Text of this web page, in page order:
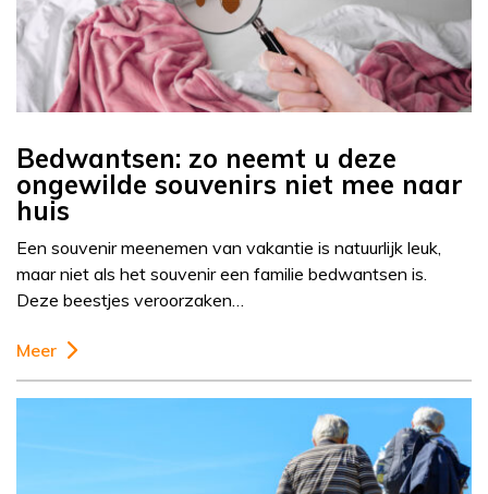
Bedwantsen: zo neemt u deze
ongewilde souvenirs niet mee naar
huis
Een souvenir meenemen van vakantie is natuurlijk leuk,
maar niet als het souvenir een familie bedwantsen is.
Deze beestjes veroorzaken…
Meer